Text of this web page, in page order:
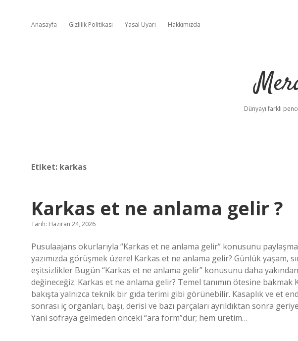
Anasayfa Gizlilik Politikası Yasal Uyarı Hakkımızda
Dünyayı farklı
Etiket: karkas
Karkas et ne anlama gelir ?
Tarih: Haziran 24, 2026
Pusulaajans okurlarıyla “Karkas et ne anlama gelir” konusunu
yazımızda görüşmek üzere! Karkas et ne anlama gelir? Günlük yaşam,
eşitsizlikler Bugün “Karkas et ne anlama gelir” konusunu daha
değineceğiz. Karkas et ne anlama gelir? Temel tanımın ötesine
bakışta yalnızca teknik bir gıda terimi gibi görünebilir. Kasaplık ve et
sonrası iç organları, başı, derisi ve bazı parçaları ayrıldıktan sonra
Yani sofraya gelmeden önceki “ara form”dur; hem üretim…